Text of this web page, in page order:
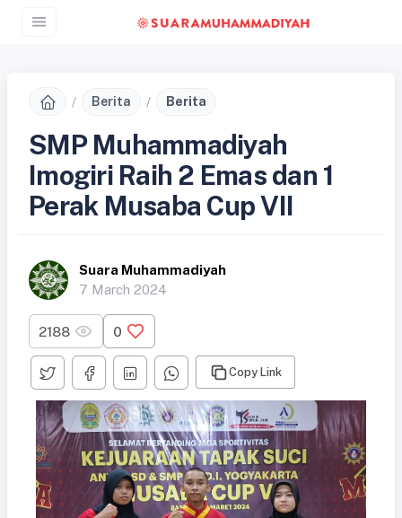
Berita Berita
SMP Muhammadiyah
Imogiri Raih 2 Emas dan 1
Perak Musaba Cup VII
Suara Muhammadiyah
7 March 2024
2188 0
Copy Link